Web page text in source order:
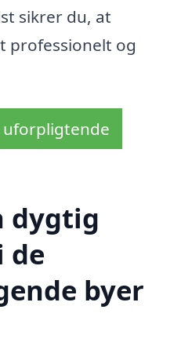
sikrer du, at
professionelt og
uforpligtende
dygtig
de
byer